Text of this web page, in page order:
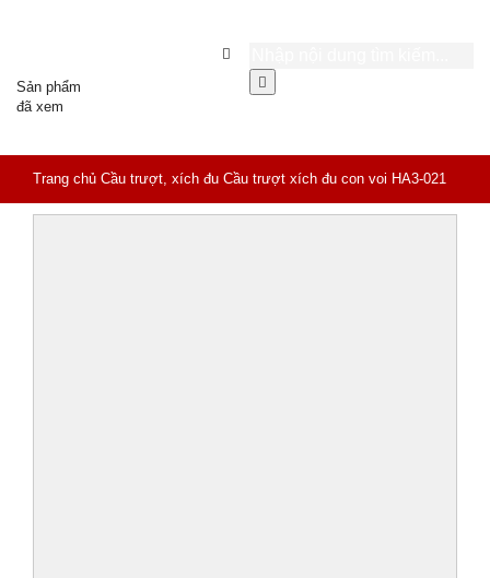
Sản phẩm
đã xem
Trang chủ Cầu trượt, xích đu Cầu trượt xích đu con voi HA3-021